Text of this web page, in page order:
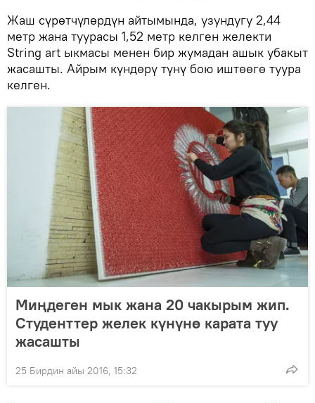
Жаш сүрөтчүлөрдүн айтымында, узундугу 2,44
метр жана туурасы 1,52 метр келген желекти
String art ыкмасы менен бир жумадан ашык убакыт
жасашты. Айрым күндөрү түнү бою иштөөгө туура
келген.
Миңдеген мык жана 20 чакырым жип.
Студенттер желек күнүнө карата туу
жасашты
25 Бирдин айы 2016, 15:32